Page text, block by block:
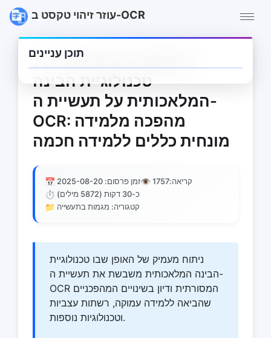
עוזר זיהוי טקסט ב-OCR
ההשפעה המהפכנת של
טכנולוגיית הבינה
המלאכותית על תעשיית ה-
OCR: מהפכה מלמידה
מונחית כללים ללמידה חכמה
📅 זמן פרסום: 2025-08-20👁️ קריאה:1757
⏱️ כ-30 דקות (5872 מילים)
📁 קטגוריה: מגמות בתעשייה
ניתוח מעמיק של האופן שבו טכנולוגיית
הבינה המלאכותית משבשת את תעשיית ה-
OCR המסורתית ודיון בשינויים המהפכניים
שהביאה ללמידה עמוקה, רשתות עצביות
וטכנולוגיות נוספות.
תוכן עניינים